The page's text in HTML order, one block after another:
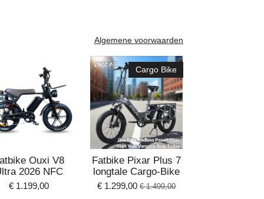
Algemene voorwaarden
Ouxi V8
2026 NFC
€ 1.199,00
Cargo Bike
Fatbike Pixar Plus 7
longtale Cargo-Bike
€ 1.299,00 € 1.499,00